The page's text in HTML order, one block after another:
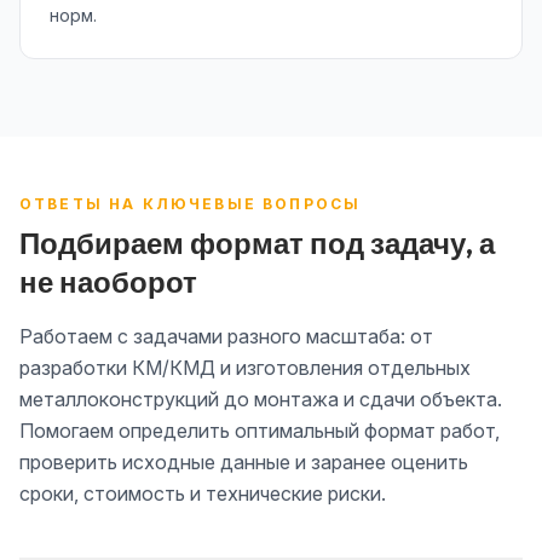
норм.
ОТВЕТЫ НА КЛЮЧЕВЫЕ ВОПРОСЫ
Подбираем формат под задачу, а
не наоборот
Работаем с задачами разного масштаба: от
разработки КМ/КМД и изготовления отдельных
металлоконструкций до монтажа и сдачи объекта.
Помогаем определить оптимальный формат работ,
проверить исходные данные и заранее оценить
сроки, стоимость и технические риски.